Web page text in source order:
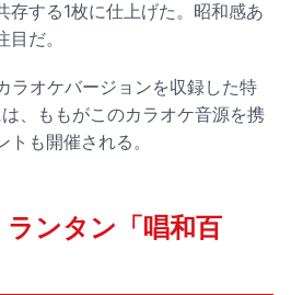
存する1枚に仕上げた。昭和感あ
だ。
ラオケバージョンを収録した特
、ももがこのカラオケ音源を携
も開催される。
ンタン「唱和百